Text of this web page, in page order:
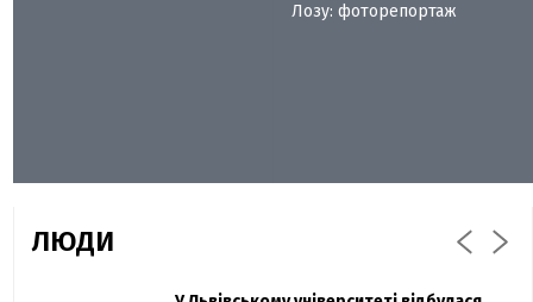
Лозу: фоторепортаж
ЛЮДИ